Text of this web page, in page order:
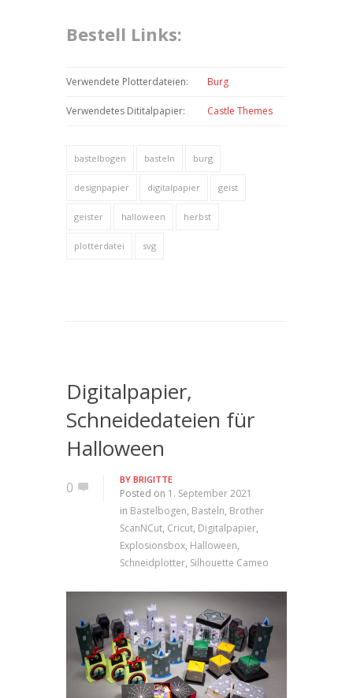
Bestell Links:
Verwendete Plotterdateien: Burg
Verwendetes Dititalpapier: Castle Themes
bastelbogen basteln burg
designpapier digitalpapier geist
geister halloween herbst
plotterdatei svg
Digitalpapier,
Schneidedateien für
Halloween
0 BY BRIGITTE
Posted on 1. September 2021
in Bastelbogen, Basteln, Brother
ScanNCut, Cricut, Digitalpapier,
Explosionsbox, Halloween,
Schneidplotter, Silhouette Cameo